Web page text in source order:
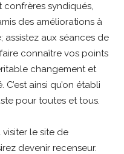
syndiqués,
des améliorations à
aux séances de
connaître vos points
changement et
ainsi qu’on établi
pour toutes et tous.
visiter le site de
devenir recenseur.